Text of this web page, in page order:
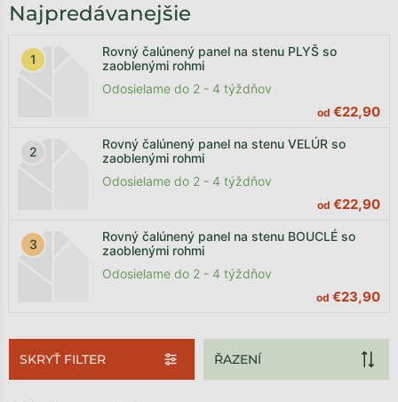
Najpredávanejšie
Rovný čalúnený panel na stenu PLYŠ so
zaoblenými rohmi
Odosielame do 2 - 4 týždňov
od €22,90
Rovný čalúnený panel na stenu VELÚR so
zaoblenými rohmi
Odosielame do 2 - 4 týždňov
od €22,90
Rovný čalúnený panel na stenu BOUCLÉ so
zaoblenými rohmi
Odosielame do 2 - 4 týždňov
od €23,90
SKRYŤ FILTER